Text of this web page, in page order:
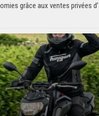
grâce aux ventes privées